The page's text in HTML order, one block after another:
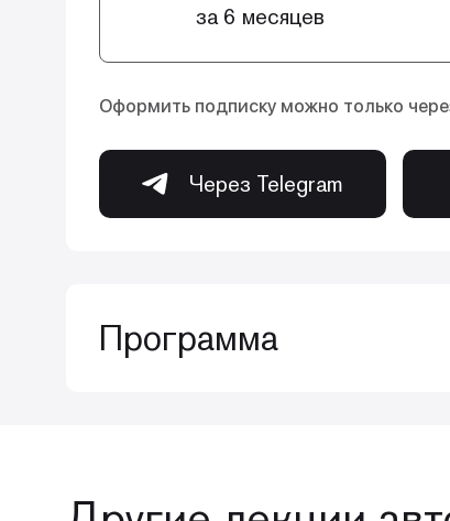
за 6 месяцев
Оформить подписку можно только
Через Telegram
Программа
Мы начнем с руководства по